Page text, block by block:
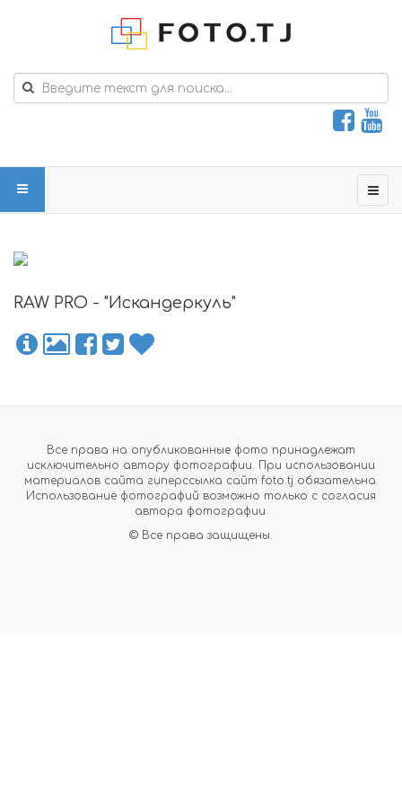
RAW PRO - "Искандеркуль"
Все права на опубликованные фото принадлежат
исключительно автору фотографии. При использовании
материалов сайта гиперссылка сайт foto.tj обязательна.
Использование фотографий возможно только с согласия
автора фотографии.
© Все права защищены.